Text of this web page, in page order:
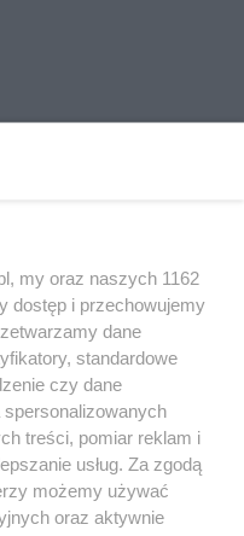
my oraz naszych 1162
dostęp i przechowujemy
dane
standardowe
czy dane
spersonalizowanych
treści, pomiar reklam i
usług. Za zgodą
możemy używać
oraz aktywnie